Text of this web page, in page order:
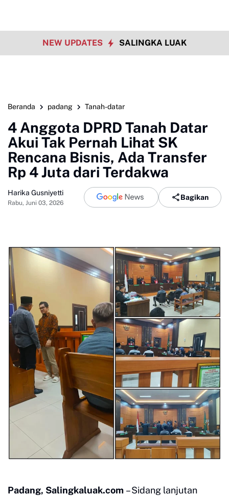
NEW UPDATES SALINGKA LUAK
Beranda padang Tanah-datar
4 Anggota DPRD Tanah Datar
Akui Tak Pernah Lihat SK
Rencana Bisnis, Ada Transfer
Rp 4 Juta dari Terdakwa
Harika Gusniyetti
Rabu, Juni 03, 2026
Bagikan
Padang, Salingkaluak.com – Sidang lanjutan